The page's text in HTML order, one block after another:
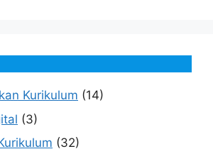
Kurikulum (14)
(3)
(32)